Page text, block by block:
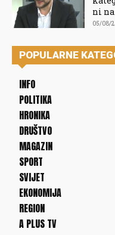
ni
05/08/
POPULARNE
INFO
POLITIKA
HRONIKA
DRUŠTVO
MAGAZIN
SPORT
SVIJET
EKONOMIJA
REGION
A PLUS TV